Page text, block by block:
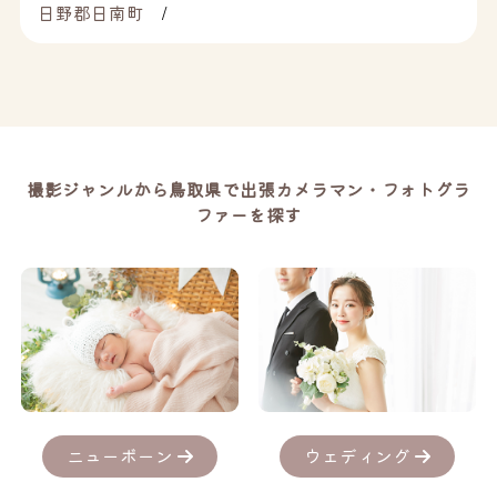
日野郡日南町
撮影ジャンルから鳥取県で出張カメラマン・フォトグラ
ファーを探す
ニューボーン ウェディング